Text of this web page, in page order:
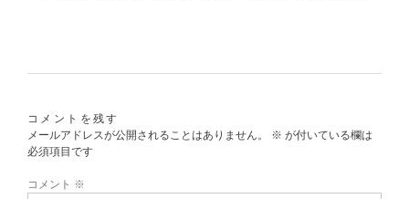
コメントを残す
メールアドレスが公開されることはありません。
※ が付いている欄は
必須項目です
コメント ※